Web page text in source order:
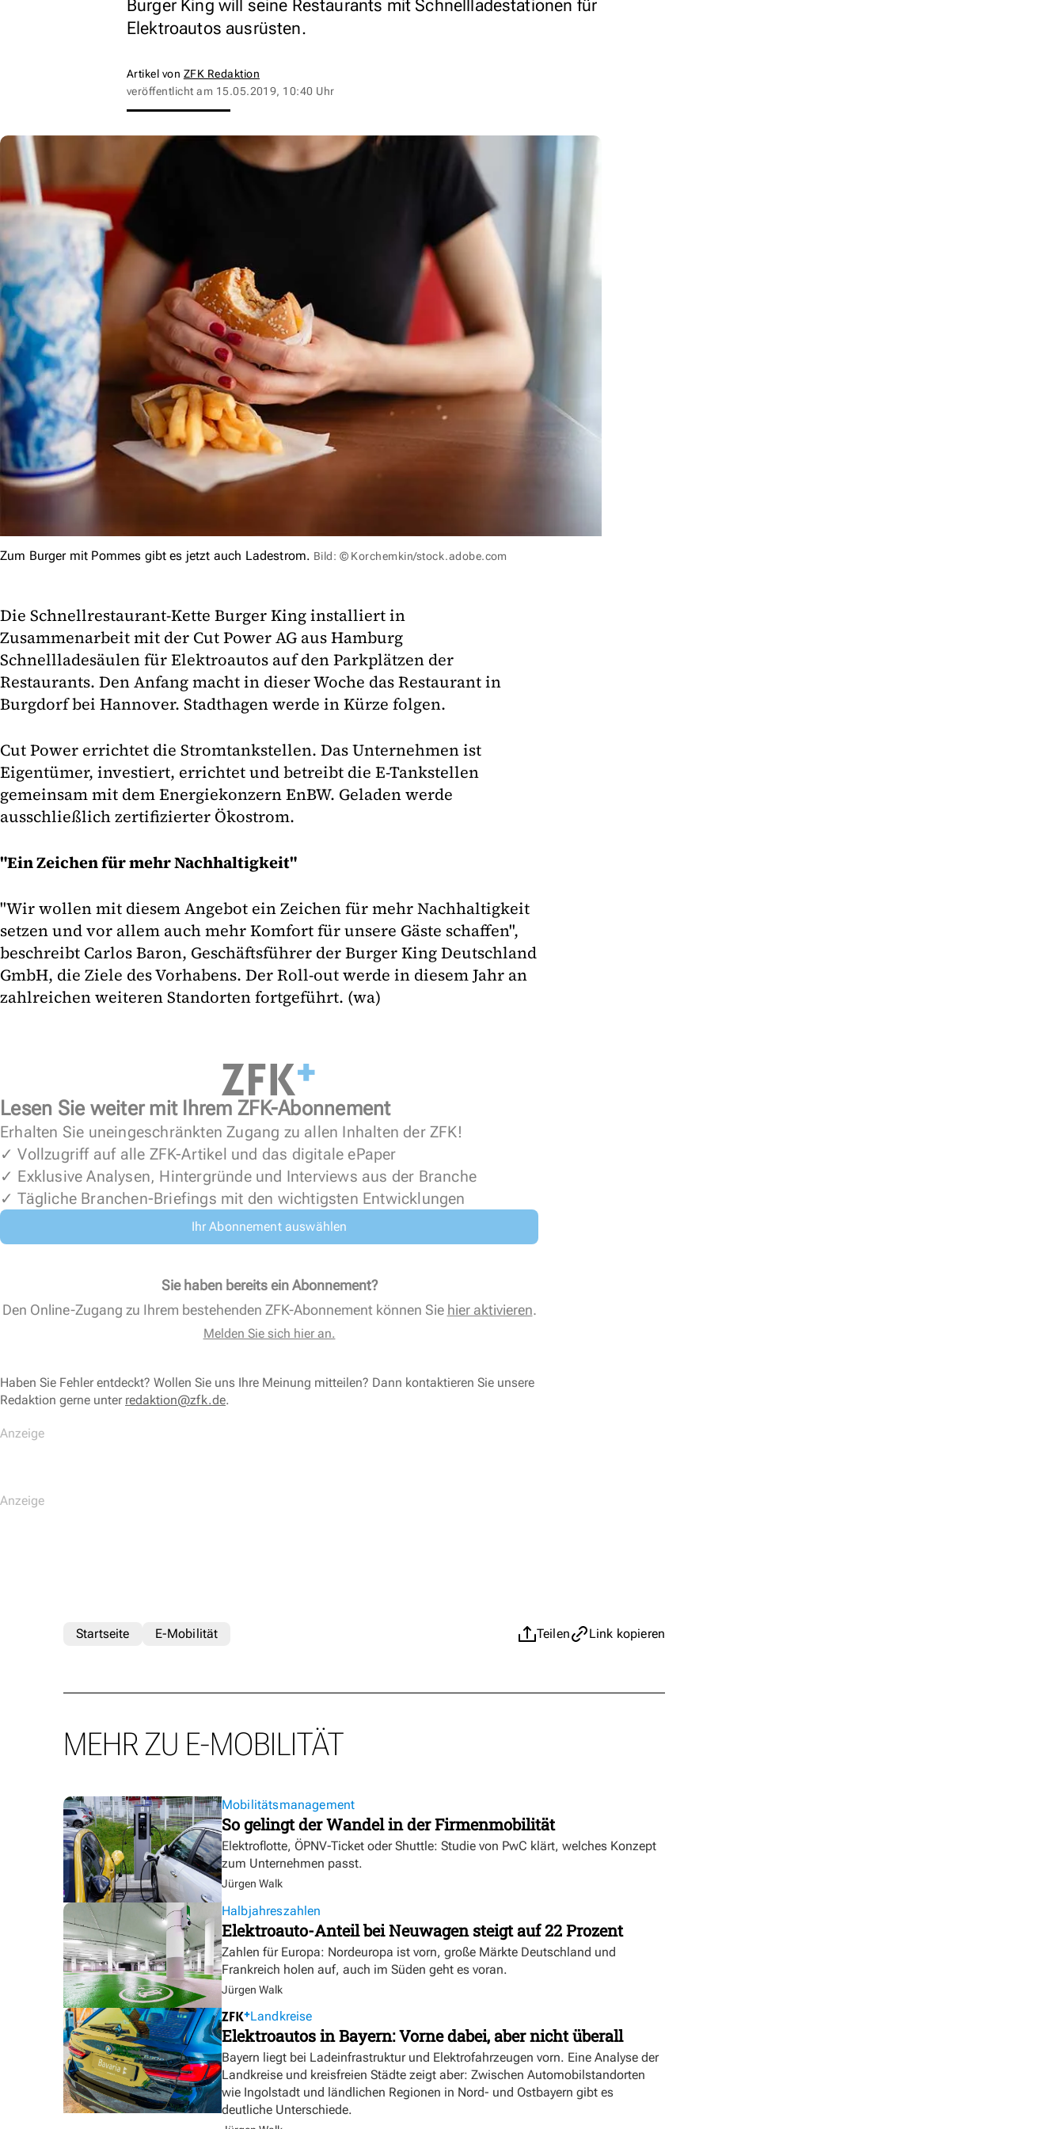
Burger King will seine Restaurants mit Schnellladestationen für
Elektroautos ausrüsten.
Artikel von ZFK Redaktion
veröffentlicht am 15.05.2019, 10:40 Uhr
Zum Burger mit Pommes gibt es jetzt auch Ladestrom. Bild: © Korchemkin/stock.adobe.com
Die Schnellrestaurant-Kette Burger King installiert in
Zusammenarbeit mit der Cut Power AG aus Hamburg
Schnellladesäulen für Elektroautos auf den Parkplätzen der
Restaurants. Den Anfang macht in dieser Woche das Restaurant in
Burgdorf bei Hannover. Stadthagen werde in Kürze folgen.
Cut Power errichtet die Stromtankstellen. Das Unternehmen ist
Eigentümer, investiert, errichtet und betreibt die E-Tankstellen
gemeinsam mit dem Energiekonzern EnBW. Geladen werde
ausschließlich zertifizierter Ökostrom.
"Ein Zeichen für mehr Nachhaltigkeit"
"Wir wollen mit diesem Angebot ein Zeichen für mehr Nachhaltigkeit
setzen und vor allem auch mehr Komfort für unsere Gäste schaffen",
beschreibt Carlos Baron, Geschäftsführer der Burger King Deutschland
GmbH, die Ziele des Vorhabens. Der Roll-out werde in diesem Jahr an
zahlreichen weiteren Standorten fortgeführt. (wa)
Lesen Sie weiter mit Ihrem ZFK-Abonnement
Erhalten Sie uneingeschränkten Zugang zu allen Inhalten der ZFK!
✓ Vollzugriff auf alle ZFK-Artikel und das digitale ePaper
✓ Exklusive Analysen, Hintergründe und Interviews aus der Branche
✓ Tägliche Branchen-Briefings mit den wichtigsten Entwicklungen
Ihr Abonnement auswählen
Sie haben bereits ein Abonnement?
Den Online-Zugang zu Ihrem bestehenden ZFK-Abonnement können Sie hier aktivieren.
Melden Sie sich hier an.
Haben Sie Fehler entdeckt? Wollen Sie uns Ihre Meinung mitteilen? Dann kontaktieren Sie unsere
Redaktion gerne unter redaktion@zfk.de.
Teilen Link kopieren
Startseite E-Mobilität
MEHR ZU E-MOBILITÄT
Mobilitätsmanagement
So gelingt der Wandel in der Firmenmobilität
Elektroflotte, ÖPNV-Ticket oder Shuttle: Studie von PwC klärt, welches Konzept
zum Unternehmen passt.
Jürgen Walk
Halbjahreszahlen
Elektroauto-Anteil bei Neuwagen steigt auf 22 Prozent
Zahlen für Europa: Nordeuropa ist vorn, große Märkte Deutschland und
Frankreich holen auf, auch im Süden geht es voran.
Jürgen Walk
Landkreise
Elektroautos in Bayern: Vorne dabei, aber nicht überall
Bayern liegt bei Ladeinfrastruktur und Elektrofahrzeugen vorn. Eine Analyse der
Landkreise und kreisfreien Städte zeigt aber: Zwischen Automobilstandorten
wie Ingolstadt und ländlichen Regionen in Nord- und Ostbayern gibt es
deutliche Unterschiede.